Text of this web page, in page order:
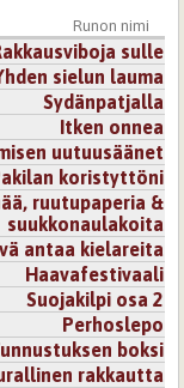
Runon nimi
sulle
sielun lauma
Sydänpatjalla
Itken onnea
uutuusäänet
koristyttöni
ruutupaperia &
suukkonaulakoita
antaa kielareita
Haavafestivaali
Suojakilpi osa 2
Perhoslepo
boksi
rakkautta